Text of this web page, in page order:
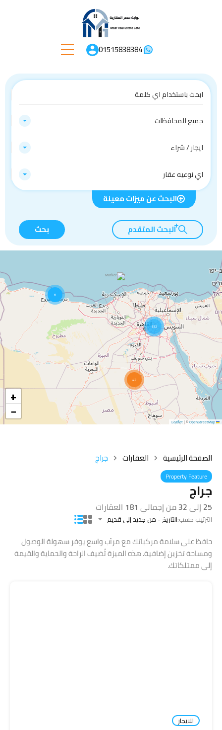
01515838384
جميع المحافظات
ايجار / شراء
اي نوعيه عقار
البحث عن ميزات معينة
البحث المتقدم بحث
6
132
42
+
−
Leaflet
|©OpenStreetMap
الصفحة الرئيسية العقارات جراج
Property Feature
جراج
25إلى32من إجمالي 181 العقارات
الترتيب حسب:التاريخ - من جديد إلى قديم
حافظ على سلامة مركباتك مع مرآب واسع يوفر سهولة الوصول
ومساحة تخزين إضافية. هذه الميزة تُضيف الراحة والحماية والقيمة
إلى ممتلكاتك.
للايجار